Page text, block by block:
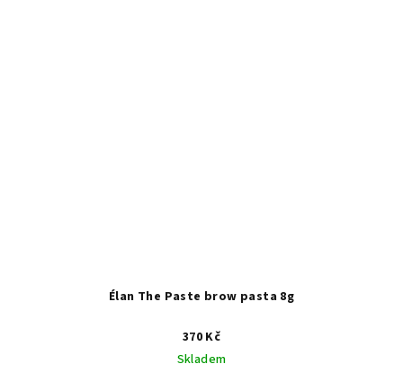
Élan The Paste brow pasta 8g
370 Kč
Skladem